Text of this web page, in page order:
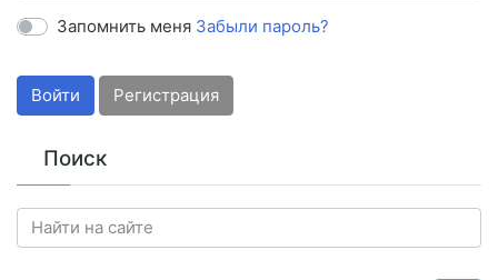
Запомнить меня Забыли пароль?
Войти Регистрация
Поиск